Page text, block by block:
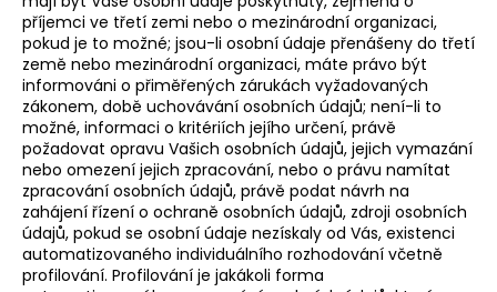
příjemci ve třetí zemi nebo o mezinárodní organizaci,
pokud je to možné; jsou-li osobní údaje přenášeny do třetí
země nebo mezinárodní organizaci, máte právo být
informováni o přiměřených zárukách vyžadovaných
zákonem, době uchovávání osobních údajů; není-li to
možné, informaci o kritériích jejího určení, právě
požadovat opravu Vašich osobních údajů, jejich vymazání
nebo omezení jejich zpracování, nebo o právu namítat
zpracování osobních údajů, právě podat návrh na
zahájení řízení o ochraně osobních údajů, zdroji osobních
údajů, pokud se osobní údaje nezískaly od Vás, existenci
automatizovaného individuálního rozhodování včetně
profilování. Profilování je jakákoli forma